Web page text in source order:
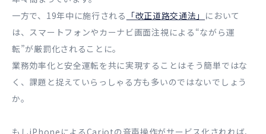
一方で、19年中に施行される 「改正道路交通法」 において
は、スマートフォンやカーナビ画面注視による“ながら運
転”が厳罰化されることに。
業務効率化と安全運転を共に実現することはそう簡単ではな
く、課題と捉えていらっしゃる方も多いのではないでしょう
か。
もしiPhoneによるCariotの音声操作がサービス化されれば、